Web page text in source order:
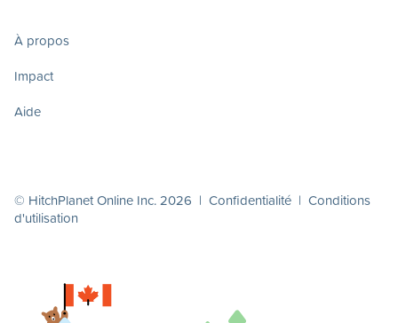
À propos
Impact
Aide
© HitchPlanet Online Inc. 2026 | Confidentialité | Conditions
d'utilisation